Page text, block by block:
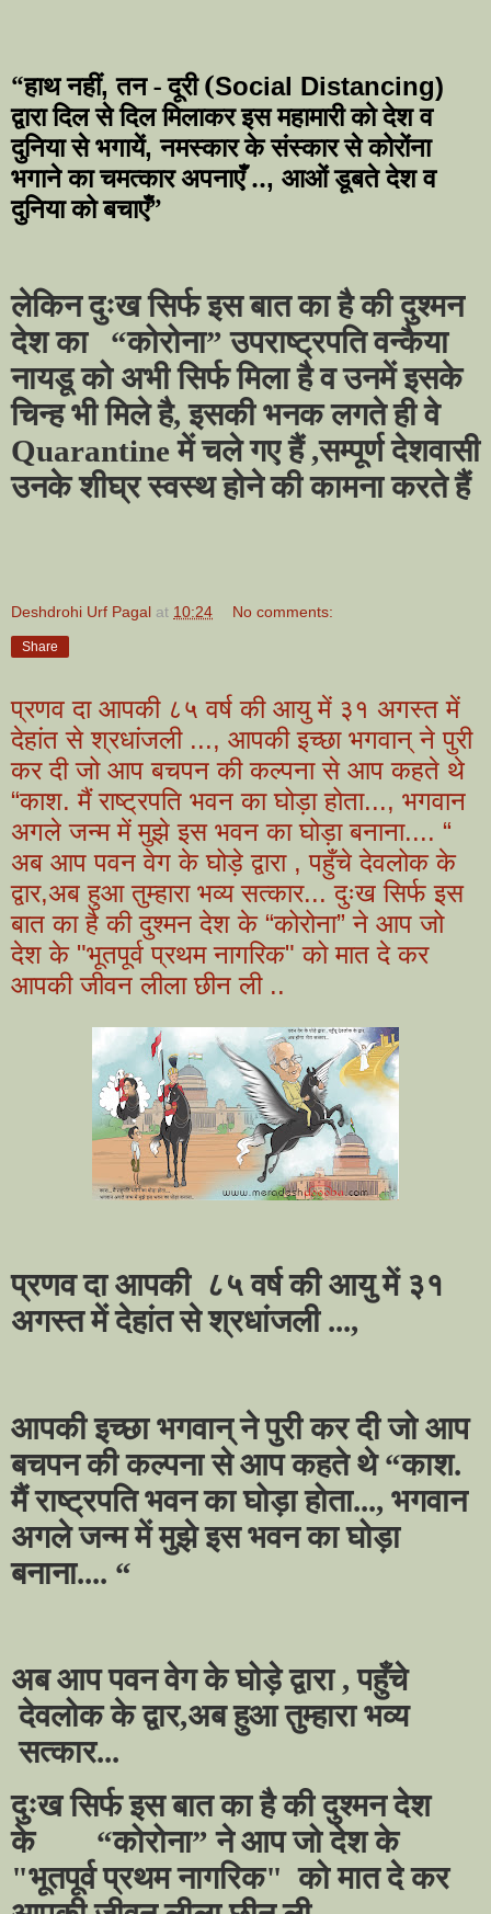
“हाथ नहीं,तन - दूरी (Social Distancing)
द्वारा दिल से दिल मिलाकर इस महामारी को देश व
दुनिया से भगायें,नमस्कार के संस्कार से कोरोंना
भगाने का चमत्कार अपनाएँ .., आओं डूबते देश व
दुनिया को बचाएँ”
लेकिन दुःख सिर्फ इस बात का है की दुश्मन
देश का
“कोरोना” उपराष्ट्रपति वन्कैया
नायडू को अभी सिर्फ मिला है व उनमें इसके
चिन्ह भी मिले है, इसकी भनक लगते ही वे
Quarantine में चले गए हैं ,सम्पूर्ण देशवासी
उनके शीघ्र स्वस्थ होने की कामना करते हैं
Deshdrohi Urf Pagal at 10:24 No comments:
Share
प्रणव दा आपकी ८५ वर्ष की आयु में ३१ अगस्त में
देहांत से श्रधांजली ..., आपकी इच्छा भगवान् ने पुरी
कर दी जो आप बचपन की कल्पना से आप कहते थे
“काश. मैं राष्ट्रपति भवन का घोड़ा होता..., भगवान
अगले जन्म में मुझे इस भवन का घोड़ा बनाना.... “
अब आप पवन वेग के घोड़े द्वारा , पहुँचे देवलोक के
द्वार,अब हुआ तुम्हारा भव्य सत्कार... दुःख सिर्फ इस
बात का है की दुश्मन देश के “कोरोना” ने आप जो
देश के "भूतपूर्व प्रथम नागरिक" को मात दे कर
आपकी जीवन लीला छीन ली ..
प्रणव दा आपकी ८५ वर्ष की आयु में ३१
अगस्त में देहांत से श्रधांजली ...,
आपकी इच्छा भगवान् ने पुरी कर दी जो आप
बचपन की कल्पना से आप कहते थे “काश.
मैं राष्ट्रपति भवन का घोड़ा होता..., भगवान
अगले जन्म में मुझे इस भवन का घोड़ा
बनाना.... “
अब आप पवन वेग के घोड़े द्वारा ,पहुँचे
देवलोक के द्वार,अब हुआ तुम्हारा भव्य
सत्कार...
दुःख सिर्फ इस बात का है की दुश्मन देश
के
“कोरोना” ने आप जो देश के
"भूतपूर्व प्रथम नागरिक" को मात दे कर